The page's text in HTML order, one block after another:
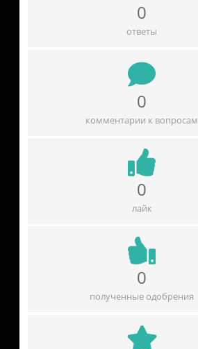
0
ответы
0
комментарии к вопросам
0
лайк
0
полученные одобрения